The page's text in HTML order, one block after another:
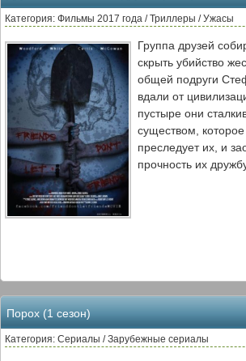
Категория: Фильмы 2017 года / Триллеры / Ужасы
Группа друзей
скрыть убийство
общей подруги
вдали от
пустыре они
существом,
преследует их, и
прочность их
Порох (1 сезон)
Категория: Сериалы / Зарубежные сериалы